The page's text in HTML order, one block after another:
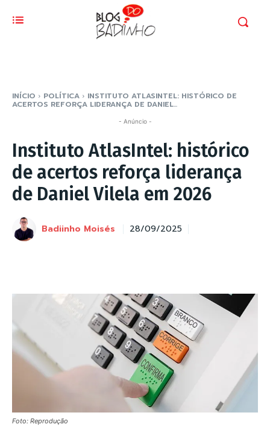
INÍCIO POLÍTICA INSTITUTO ATLASINTEL: HISTÓRICO DE
ACERTOS REFORÇA LIDERANÇA DE DANIEL...
- Anúncio -
Instituto AtlasIntel: histórico
de acertos reforça liderança
de Daniel Vilela em 2026
Badiinho Moisés 28/09/2025
Foto: Reprodução